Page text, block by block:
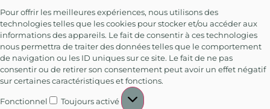
Pour offrir les meilleures expériences, nous utilisons des
technologies telles que les cookies pour stocker et/ou accéder aux
informations des appareils. Le fait de consentir à ces technologies
nous permettra de traiter des données telles que le comportement
de navigation ou les ID uniques sur ce site. Le fait de ne pas
consentir ou de retirer son consentement peut avoir un effet négatif
sur certaines caractéristiques et fonctions.
Fonctionnel Toujours activé